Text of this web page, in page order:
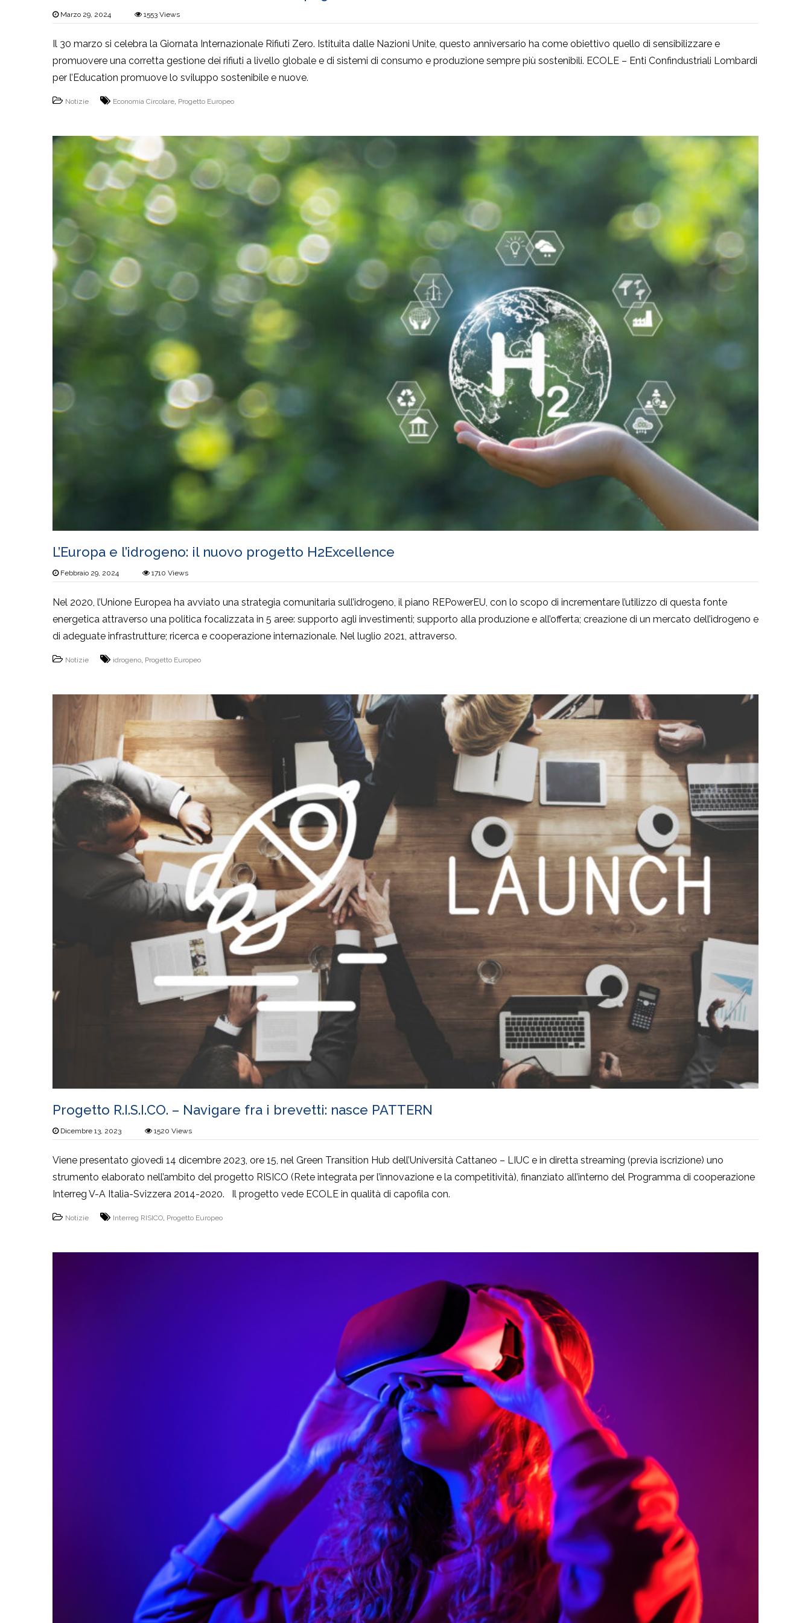
Marzo 29, 2024 1553 Views
Il 30 marzo si celebra la Giornata Internazionale Rifiuti Zero. Istituita dalle Nazioni Unite, questo anniversario ha come obiettivo quello di sensibilizzare e
promuovere una corretta gestione dei rifiuti a livello globale e di sistemi di consumo e produzione sempre più sostenibili. ECOLE – Enti Confindustriali Lombardi
per l’Education promuove lo sviluppo sostenibile e nuove.
Notizie Economia Circolare, Progetto Europeo
L’Europa e l’idrogeno: il nuovo progetto H2Excellence
Febbraio 29, 2024 1710 Views
Nel 2020, l’Unione Europea ha avviato una strategia comunitaria sull’idrogeno, il piano REPowerEU, con lo scopo di incrementare l’utilizzo di questa fonte
energetica attraverso una politica focalizzata in 5 aree: supporto agli investimenti; supporto alla produzione e all’offerta; creazione di un mercato dell’idrogeno e
di adeguate infrastrutture; ricerca e cooperazione internazionale. Nel luglio 2021, attraverso.
Notizie idrogeno Progetto Europeo
Progetto R.I.S.I.CO. – Navigare fra i brevetti: nasce PATTERN
Dicembre 13, 2023 1520 Views
Viene presentato giovedì 14 dicembre 2023, ore 15, nel Green Transition Hub dell’Università Cattaneo – LIUC e in diretta streaming (previa iscrizione) uno
strumento elaborato nell’ambito del progetto RISICO (Rete integrata per l’innovazione e la competitività), finanziato all’interno del Programma di cooperazione
Interreg V-A Italia-Svizzera 2014-2020. Il progetto vede ECOLE in qualità di capofila con.
Notizie Interreg RISICO, Progetto Europeo